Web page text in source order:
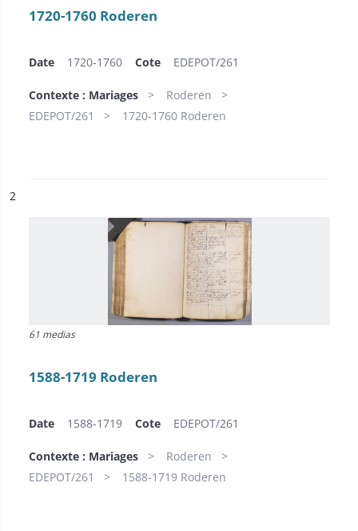
1720-1760 Roderen
Date 1720-1760 Cote EDEPOT/261
Contexte : Mariages
Roderen
EDEPOT/261
1720-1760 Roderen
n°
2
61 medias
1588-1719 Roderen
Date 1588-1719 Cote EDEPOT/261
Contexte : Mariages
Roderen
EDEPOT/261
1588-1719 Roderen